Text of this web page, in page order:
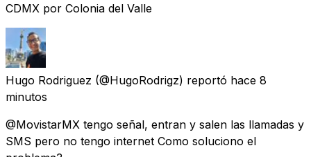
CDMX por Colonia del Valle
Hugo Rodriguez (@HugoRodrigz) reportó hace 8
minutos
@MovistarMX tengo señal, entran y salen las llamadas y
SMS pero no tengo internet Como soluciono el